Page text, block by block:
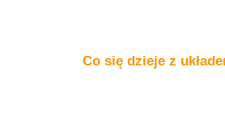
Co się dzieje z